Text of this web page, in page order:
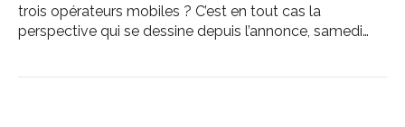
trois opérateurs mobiles ? C’est en tout cas la
perspective qui se dessine depuis l’annonce, samedi…